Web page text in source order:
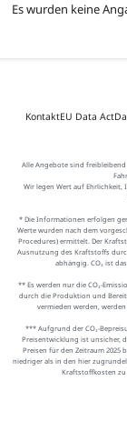
Es wurden keine
KontaktEU Data Act
Alle Angebote sind
Wir legen Wert auf
* Die Informationen erfolgen
Werte wurden nach dem
Procedures) ermittelt. Der
Ausnutzung des Kraftstoffs
abhängig. CO₂ ist
** Es werden nur die CO₂-
durch die Produktion und
vermieden werden,
*** Aufgrund der CO₂-
Preisentwicklung ist unsicher,
Preisen für den Zeitraum 2025
niedriger als in den hier
Kraftstoffkosten